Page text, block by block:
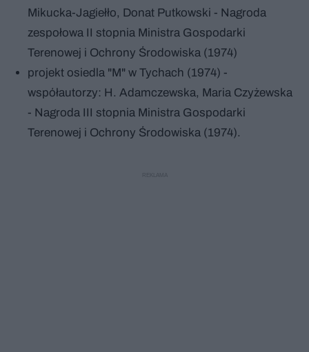
Mikucka-Jagiełło, Donat Putkowski - Nagroda
zespołowa II stopnia Ministra Gospodarki
Terenowej i Ochrony Środowiska (1974)
projekt osiedla "M" w Tychach (1974) -
współautorzy: H. Adamczewska, Maria Czyżewska
- Nagroda III stopnia Ministra Gospodarki
Terenowej i Ochrony Środowiska (1974).